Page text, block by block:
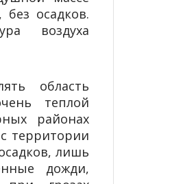
осадков.
воздуха
область
теплой
районах
территории
лишь
дожди,